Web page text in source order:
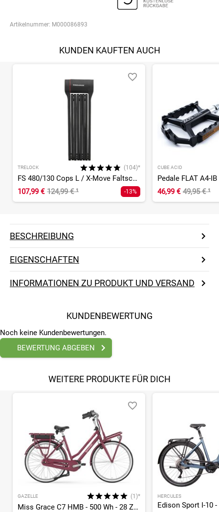
Artikelnummer: M000086893
KUNDEN KAUFTEN AUCH
TRELOCK (104)*
FS 480/130 Cops L / X-Move Faltschloss
107,99 € 124,99 €¹ -13%
CUBE ACID
Pedale FLAT A4-
46,99 € 49,95 €¹
BESCHREIBUNG
EIGENSCHAFTEN
INFORMATIONEN ZU PRODUKT UND VERSAND
KUNDENBEWERTUNG
Noch keine Kundenbewertungen.
BEWERTUNG ABGEBEN
WEITERE PRODUKTE FÜR DICH
GAZELLE (1)*
Miss Grace C7 HMB - 500 Wh - 28 Zoll - Tiefeinsteiger - 2026
HERCULES